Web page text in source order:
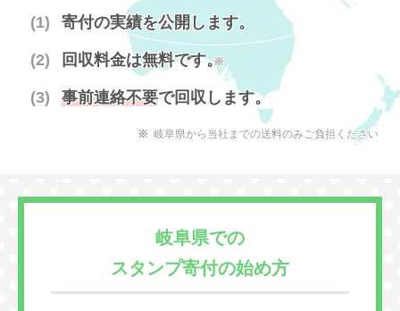
寄付の実績を公開します。
回収料金は無料です。
※
事前連絡不要で回収します。
岐阜県から当社までの送料のみご負担ください
岐阜県での
スタンプ寄付の始め方